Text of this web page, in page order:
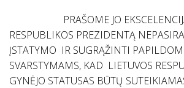
PRAŠOME JO EKSCELENCIJĄ
RESPUBLIKOS PREZIDENTĄ
ĮSTATYMO IR SUGRĄŽINTI
SVARSTYMAMS, KAD LIETUVOS
GYNĖJO STATUSAS BŪTŲ